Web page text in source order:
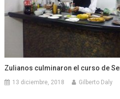
Zulianos culminaron el curso de
13 diciembre, 2018 Gilberto Daly